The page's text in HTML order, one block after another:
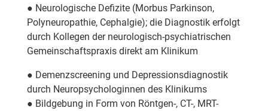
● Neurologische Defizite (Morbus Parkinson,
Polyneuropathie, Cephalgie); die Diagnostik erfolgt
durch Kollegen der neurologisch-psychiatrischen
Gemeinschaftspraxis direkt am Klinikum
● Demenzscreening und Depressionsdiagnostik
durch Neuropsychologinnen des Klinikums
● Bildgebung in Form von Röntgen-, CT-, MRT-